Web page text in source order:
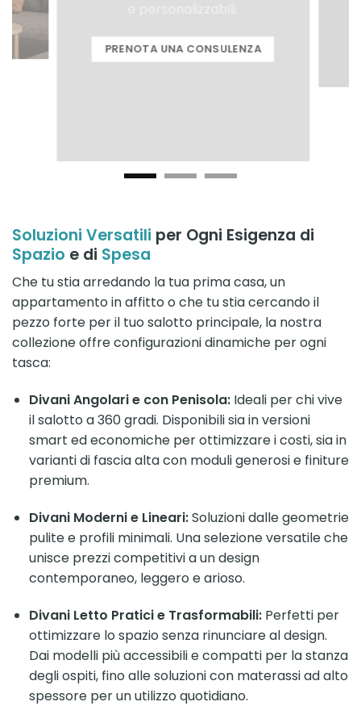
PRENOTA UNA CONSULENZA
Soluzioni Versatili per Ogni Esigenza di
Spazio e di Spesa
Che tu stia arredando la tua prima casa, un
appartamento in affitto o che tu stia cercando il
pezzo forte per il tuo salotto principale, la nostra
collezione offre configurazioni dinamiche per ogni
tasca:
Divani Angolari e con Penisola:Ideali per chi vive
il salotto a 360 gradi. Disponibili sia in versioni
smart ed economiche per ottimizzare i costi, sia in
varianti di fascia alta con moduli generosi e finiture
premium.
Divani Moderni e Lineari:Soluzioni dalle geometrie
pulite e profili minimali. Una selezione versatile che
unisce prezzi competitivi a un design
contemporaneo, leggero e arioso.
Divani Letto Pratici e Trasformabili:Perfetti per
ottimizzare lo spazio senza rinunciare al design.
Dai modelli più accessibili e compatti per la stanza
degli ospiti, fino alle soluzioni con materassi ad alto
spessore per un utilizzo quotidiano.